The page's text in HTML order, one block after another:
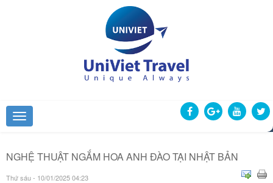
NGHỆ THUẬT NGẮM HOA ANH ĐÀO TẠI NHẬT BẢN
Thứ sáu - 10/01/2025 04:23